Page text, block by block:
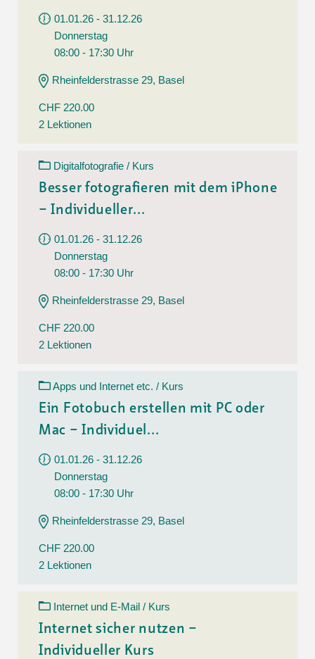
01.01.26 - 31.12.26
Donnerstag
08:00 - 17:30 Uhr
Rheinfelderstrasse 29, Basel
CHF 220.00
2 Lektionen
Digitalfotografie / Kurs
Besser fotografieren mit dem iPhone
– Individueller...
01.01.26 - 31.12.26
Donnerstag
08:00 - 17:30 Uhr
Rheinfelderstrasse 29, Basel
CHF 220.00
2 Lektionen
Apps und Internet etc. / Kurs
Ein Fotobuch erstellen mit PC oder
Mac – Individuel...
01.01.26 - 31.12.26
Donnerstag
08:00 - 17:30 Uhr
Rheinfelderstrasse 29, Basel
CHF 220.00
2 Lektionen
Internet und E-Mail / Kurs
Internet sicher nutzen –
Individueller Kurs